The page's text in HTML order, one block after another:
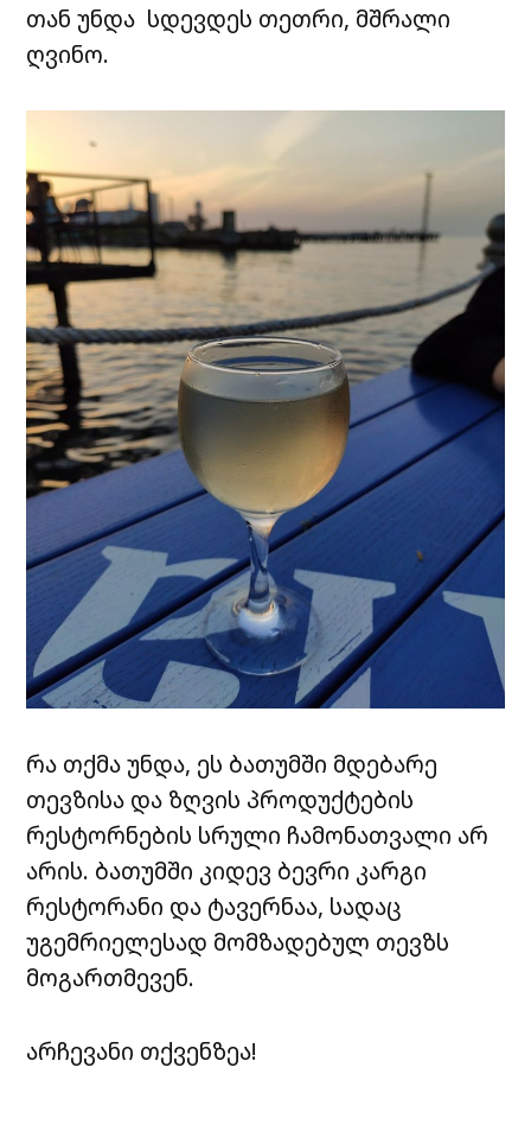
თან უნდა სდევდეს თეთრი, მშრალი
ღვინო.
რა თქმა უნდა, ეს ბათუმში მდებარე
თევზისა და ზღვის პროდუქტების
რესტორნების სრული ჩამონათვალი არ
არის. ბათუმში კიდევ ბევრი კარგი
რესტორანი და ტავერნაა, სადაც
უგემრიელესად მომზადებულ თევზს
მოგართმევენ.
არჩევანი თქვენზეა!